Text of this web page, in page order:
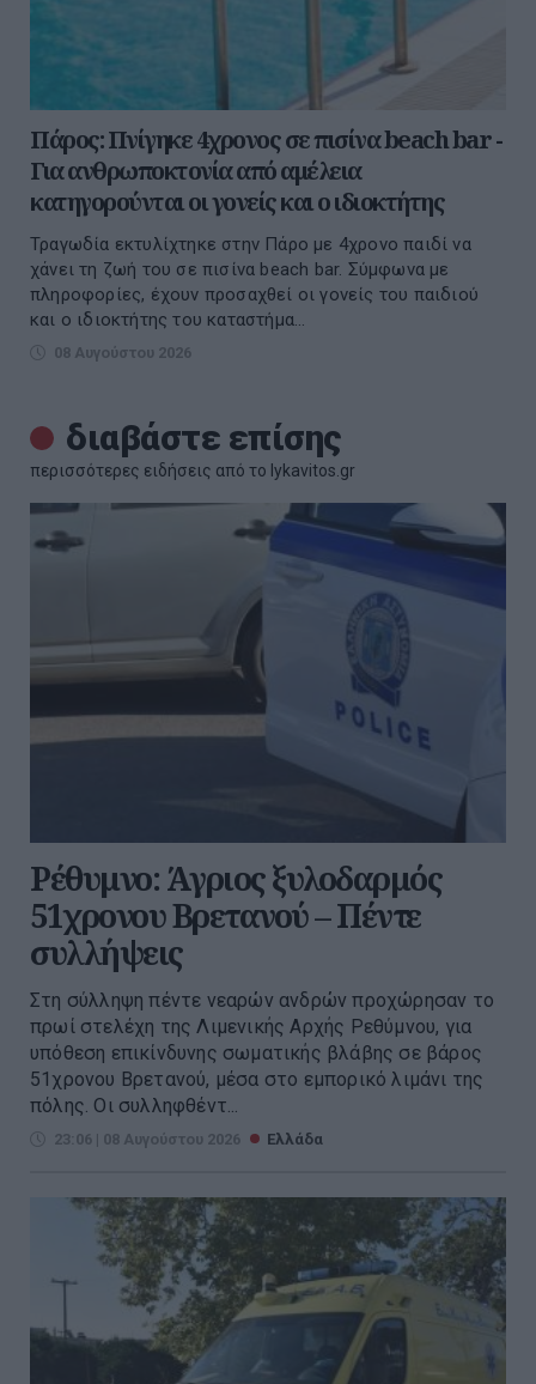
Πάρος: Πνίγηκε 4χρονος σε πισίνα beach bar -
Για ανθρωποκτονία από αμέλεια
κατηγορούνται οι γονείς και ο ιδιοκτήτης
Τραγωδία εκτυλίχτηκε στην Πάρο με 4χρονο παιδί να
χάνει τη ζωή του σε πισίνα beach bar. Σύμφωνα με
πληροφορίες, έχουν προσαχθεί οι γονείς του παιδιού
και ο ιδιοκτήτης του καταστήμα...
08 Αυγούστου 2026
διαβάστε επίσης
περισσότερες ειδήσεις από το lykavitos.gr
Ρέθυμνο: Άγριος ξυλοδαρμός
51χρονου Βρετανού – Πέντε
συλλήψεις
Στη σύλληψη πέντε νεαρών ανδρών προχώρησαν το
πρωί στελέχη της Λιμενικής Αρχής Ρεθύμνου, για
υπόθεση επικίνδυνης σωματικής βλάβης σε βάρος
51χρονου Βρετανού, μέσα στο εμπορικό λιμάνι της
πόλης. Οι συλληφθέντ...
23:06 | 08 Αυγούστου 2026 Ελλάδα